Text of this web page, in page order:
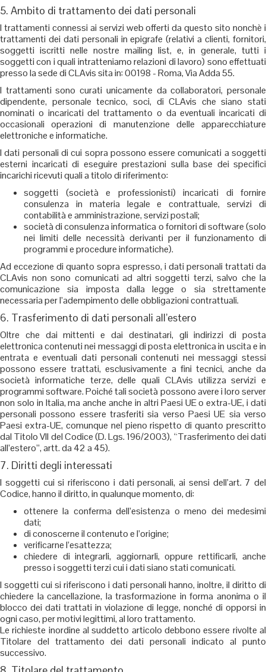
5. Ambito di trattamento dei dati personali
I trattamenti connessi ai servizi web offerti da questo sito nonchè i
trattamenti dei dati personali in epigrafe (relativi a clienti, fornitori,
soggetti iscritti nelle nostre mailing list, e, in generale, tutti i
soggetti con i quali intratteniamo relazioni di lavoro) sono effettuati
presso la sede di CLAvis sita in: 00198 - Roma, Via Adda 55.
I trattamenti sono curati unicamente da collaboratori, personale
dipendente, personale tecnico, soci, di CLAvis che siano stati
nominati o incaricati del trattamento o da eventuali incaricati di
occasionali operazioni di manutenzione delle apparecchiature
elettroniche e informatiche.
I dati personali di cui sopra possono essere comunicati a soggetti
esterni incaricati di eseguire prestazioni sulla base dei specifici
incarichi ricevuti quali a titolo di riferimento:
soggetti (società e professionisti) incaricati di fornire
consulenza in materia legale e contrattuale, servizi di
contabilità e amministrazione, servizi postali;
società di consulenza informatica o fornitori di software (solo
nei limiti delle necessità derivanti per il funzionamento di
programmi e procedure informatiche).
Ad eccezione di quanto sopra espresso, i dati personali trattati da
CLAvis non sono comunicati ad altri soggetti terzi, salvo che la
comunicazione sia imposta dalla legge o sia strettamente
necessaria per l’adempimento delle obbligazioni contrattuali.
6. Trasferimento di dati personali all’estero
Oltre che dai mittenti e dai destinatari, gli indirizzi di posta
elettronica contenuti nei messaggi di posta elettronica in uscita e in
entrata e eventuali dati personali contenuti nei messaggi stessi
possono essere trattati, esclusivamente a fini tecnici, anche da
società informatiche terze, delle quali CLAvis utilizza servizi e
programmi software. Poiché tali società possono avere i loro server
non solo in Italia, ma anche anche in altri Paesi UE o extra-UE, i dati
personali possono essere trasferiti sia verso Paesi UE sia verso
Paesi extra-UE, comunque nel pieno rispetto di quanto prescritto
dal Titolo VII del Codice (D. Lgs. 196/2003), “Trasferimento dei dati
all’estero”, artt. da 42 a 45).
7. Diritti degli interessati
I soggetti cui si riferiscono i dati personali, ai sensi dell’art. 7 del
Codice, hanno il diritto, in qualunque momento, di:
ottenere la conferma dell’esistenza o meno dei medesimi
dati;
di conoscerne il contenuto e l’origine;
verificarne l’esattezza;
chiedere di integrarli, aggiornarli, oppure rettificarli, anche
presso i soggetti terzi cui i dati siano stati comunicati.
I soggetti cui si riferiscono i dati personali hanno, inoltre, il diritto di
chiedere la cancellazione, la trasformazione in forma anonima o il
blocco dei dati trattati in violazione di legge, nonché di opporsi in
ogni caso, per motivi legittimi, al loro trattamento.
Le richieste inordine al suddetto articolo debbono essere rivolte al
Titolare del trattamento dei dati personali indicato al punto
successivo.